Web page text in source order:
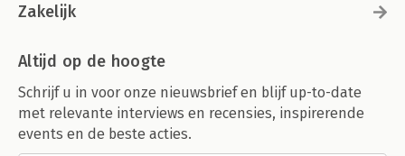
Zakelijk
Altijd op de hoogte
Schrijf u in voor onze nieuwsbrief en blijf up-to-date
met relevante interviews en recensies, inspirerende
events en de beste acties.